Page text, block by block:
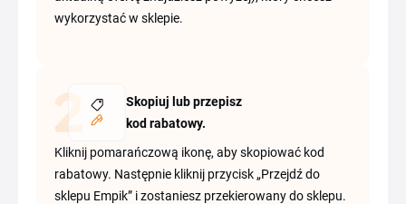
wykorzystać w sklepie.
Skopiuj lub przepisz
kod rabatowy.
Kliknij pomarańczową ikonę, aby skopiować kod
rabatowy. Następnie kliknij przycisk „Przejdź do
sklepu Empik” i zostaniesz przekierowany do sklepu.